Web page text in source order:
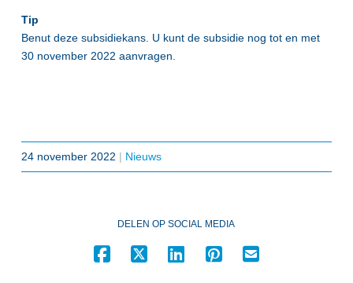
Tip
Benut deze subsidiekans. U kunt de subsidie nog tot en met
30 november 2022 aanvragen.
24 november 2022 | Nieuws
DELEN OP SOCIAL MEDIA